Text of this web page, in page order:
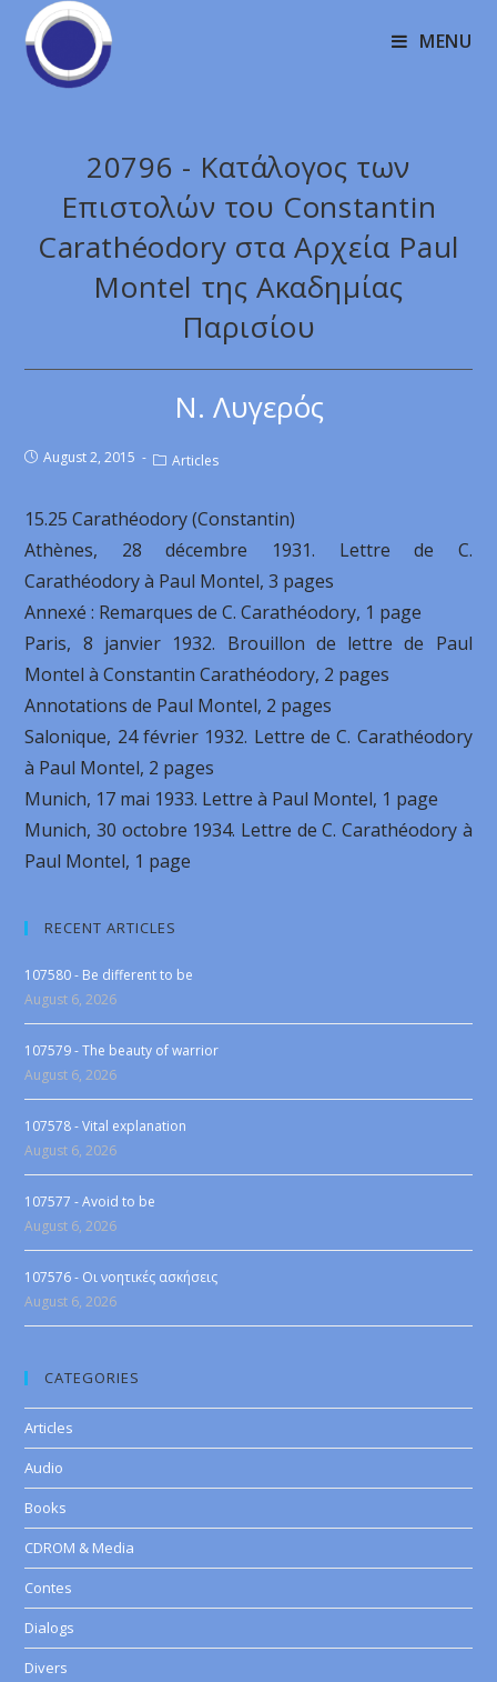
MENU
20796 - Κατάλογος των
Επιστολών του Constantin
Carathéodory στα Αρχεία Paul
Montel της Ακαδημίας
Παρισίου
Ν. Λυγερός
August 2, 2015 Articles
15.25 Carathéodory (Constantin)
Athènes, 28 décembre 1931. Lettre de C.
Carathéodory à Paul Montel, 3 pages
Annexé : Remarques de C. Carathéodory, 1 page
Paris, 8 janvier 1932. Brouillon de lettre de Paul
Montel à Constantin Carathéodory, 2 pages
Annotations de Paul Montel, 2 pages
Salonique, 24 février 1932. Lettre de C. Carathéodory
à Paul Montel, 2 pages
Munich, 17 mai 1933. Lettre à Paul Montel, 1 page
Munich, 30 octobre 1934. Lettre de C. Carathéodory à
Paul Montel, 1 page
RECENT ARTICLES
107580 - Be different to be
August 6, 2026
107579 - The beauty of warrior
August 6, 2026
107578 - Vital explanation
August 6, 2026
107577 - Avoid to be
August 6, 2026
107576 - Οι νοητικές ασκήσεις
August 6, 2026
CATEGORIES
Articles
Audio
Books
CDROM & Media
Contes
Dialogs
Divers